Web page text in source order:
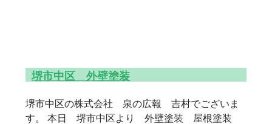
堺市中区 外壁塗装
堺市中区の株式会社 泉の広報 吉村でございま
す。 本日 堺市中区より 外壁塗装 屋根塗装